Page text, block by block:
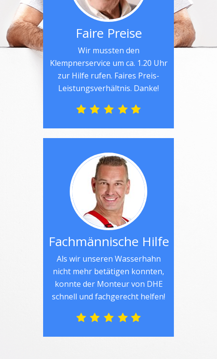
Faire Preise
Wir mussten den
Klempnerservice um ca. 1.20 Uhr
zur Hilfe rufen. Faires Preis-
Leistungsverhältnis. Danke!
Fachmännische Hilfe
Als wir unseren Wasserhahn
nicht mehr betätigen konnten,
konnte der Monteur von DHE
schnell und fachgerecht helfen!